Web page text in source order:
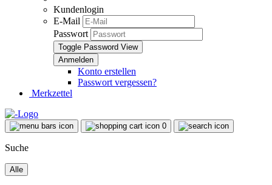
Kundenlogin
E-Mail
Passwort
Toggle Password View
Konto erstellen
Passwort vergessen?
Merkzettel
0
Suche
Alle